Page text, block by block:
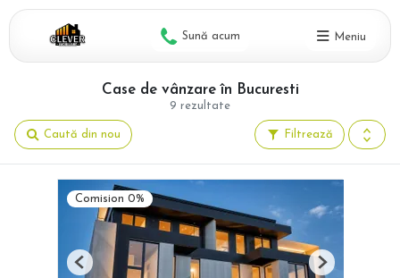
Sună acum Meniu
9 rezultate
Case de vânzare în Bucuresti
Filtrează
Caută din nou
Comision 0%
Previous Next